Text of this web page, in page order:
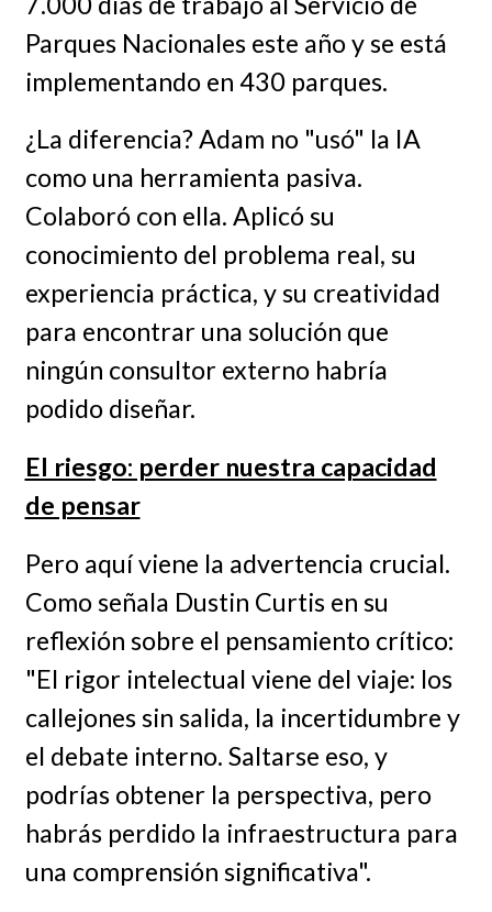
Parques Nacionales este año y se está
implementando en 430 parques.
¿La diferencia? Adam no "usó" la IA
como una herramienta pasiva.
Colaboró con ella. Aplicó su
conocimiento del problema real, su
experiencia práctica, y su creatividad
para encontrar una solución que
ningún consultor externo habría
podido diseñar.
El riesgo: perder nuestra capacidad
de pensar
Pero aquí viene la advertencia crucial.
Como señala Dustin Curtis en su
reflexión sobre el pensamiento crítico:
"El rigor intelectual viene del viaje: los
callejones sin salida, la incertidumbre y
el debate interno. Saltarse eso, y
podrías obtener la perspectiva, pero
habrás perdido la infraestructura para
una comprensión significativa".